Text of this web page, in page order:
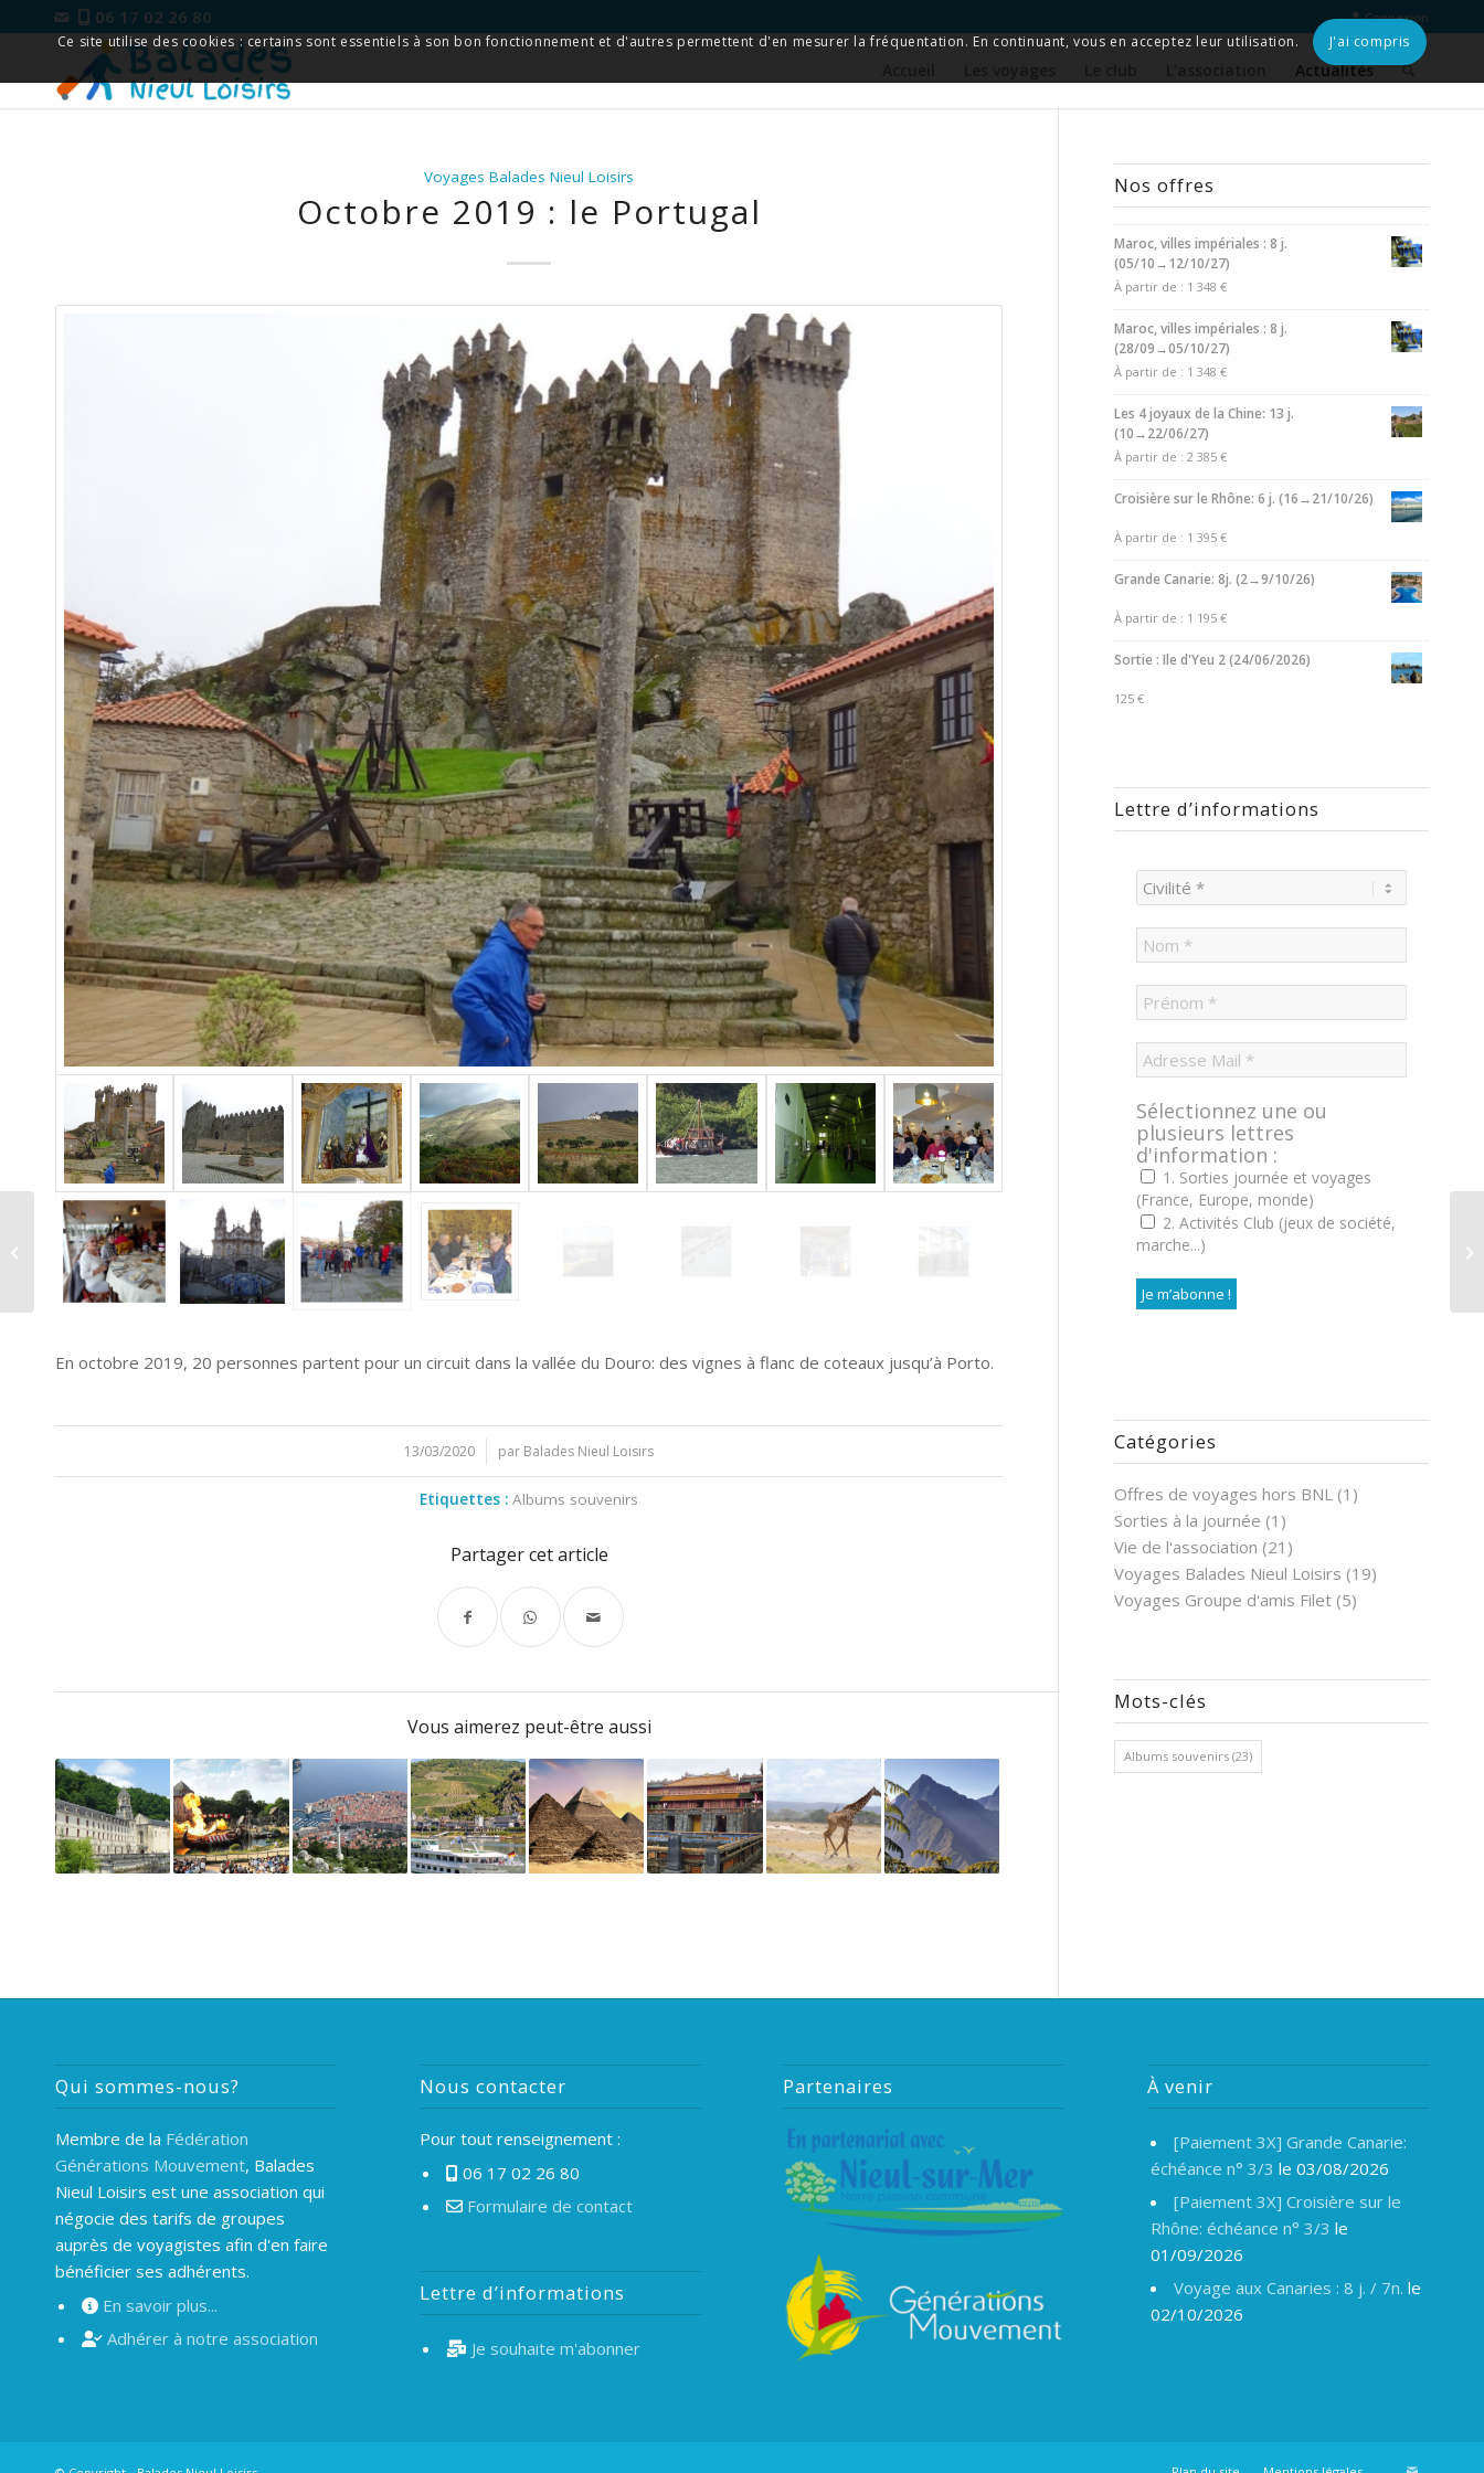
Connexion
06 17 02 26 80
Actualités
Voyages Balades Nieul Loisirs
Octobre 2019 : le Portugal
En octobre 2019, 20 personnes partent pour un circuit dans la vallée du Douro: des vignes à flanc de coteaux jusqu’à Porto.
13/03/2020
/ par Balades Nieul Loisirs
Etiquettes : Albums souvenirs
Partager cet article
Vous aimerez peut-être aussi
Nos offres
Maroc, villes impériales : 8 j.
(05/10→12/10/27)
À partir de : 1 348€
Maroc, villes impériales : 8 j.
(28/09→05/10/27)
À partir de : 1 348€
Les 4 joyaux de la Chine: 13 j.
(10→22/06/27)
À partir de :2 385€
Croisière sur le Rhône: 6 j. (16→21/10/26)
À partir de : 1 395€
Grande Canarie: 8j. (2→9/10/26)
À partir de : 1 195€
Sortie : Ile d'Yeu 2 (24/06/2026)
125€
Lettre d’informations
Sélectionnez une ou
plusieurs lettres
d'information :
1. Sorties journée et voyages
(France, Europe, monde)
2. Activités Club (jeux de société,
marche...)
Catégories
Offres de voyages hors BNL (1)
Sorties à la journée (1)
Vie de l'association (21)
Voyages Balades Nieul Loisirs (19)
Voyages Groupe d'amis Filet (5)
Mots-clés
Albums souvenirs (23)
Qui sommes-nous?
Membre de la Fédération
Générations Mouvement, Balades
Nieul Loisirs est une association qui
négocie des tarifs de groupes
auprès de voyagistes afin d'en faire
bénéficier ses adhérents.
En savoir plus...
Adhérer à notre association
Nous contacter
Pour tout renseignement :
06 17 02 26 80
Formulaire de contact
Lettre d’informations
Je souhaite m'abonner
Partenaires À venir
[Paiement 3X] Grande Canarie:
échéance n° 3/3 le 03/08/2026
[Paiement 3X] Croisière sur le
Rhône: échéance n° 3/3 le
01/09/2026
Voyage aux Canaries : 8 j. / 7n. le
02/10/2026
Septembre 2019 :
l’Afrique du Sud
Ce site utilise des cookies : certains sont essentiels à son bon fonctionnement et d'autres permettent d'en mesurer la fréquentation. En continuant, vous en acceptez leur utilisation. J'ai compris